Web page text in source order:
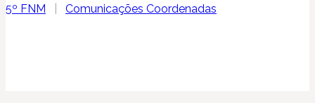
5º FNM Comunicações Coordenadas